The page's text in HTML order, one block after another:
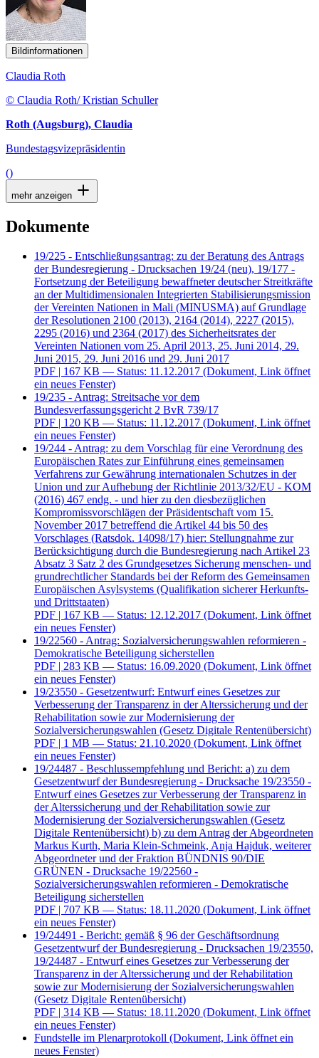
Bildinformationen
Claudia Roth
© Claudia Roth/ Kristian Schuller
Roth (Augsburg), Claudia
Bundestagsvizepräsidentin
()
mehr anzeigen
Dokumente
19/225 - Entschließungsantrag: zu der Beratung des Antrags
der Bundesregierung - Drucksachen 19/24 (neu), 19/177 -
Fortsetzung der Beteiligung bewaffneter deutscher Streitkräfte
an der Multidimensionalen Integrierten Stabilisierungsmission
der Vereinten Nationen in Mali (MINUSMA) auf Grundlage
der Resolutionen 2100 (2013), 2164 (2014), 2227 (2015),
2295 (2016) und 2364 (2017) des Sicherheitsrates der
Vereinten Nationen vom 25. April 2013, 25. Juni 2014, 29.
Juni 2015, 29. Juni 2016 und 29. Juni 2017
PDF | 167 KB — Status: 11.12.2017 (Dokument, Link öffnet
ein neues Fenster)
19/235 - Antrag: Streitsache vor dem
Bundesverfassungsgericht 2 BvR 739/17
PDF | 120 KB — Status: 11.12.2017 (Dokument, Link öffnet
ein neues Fenster)
19/244 - Antrag: zu dem Vorschlag für eine Verordnung des
Europäischen Rates zur Einführung eines gemeinsamen
Verfahrens zur Gewährung internationalen Schutzes in der
Union und zur Aufhebung der Richtlinie 2013/32/EU - KOM
(2016) 467 endg. - und hier zu den diesbezüglichen
Kompromissvorschlägen der Präsidentschaft vom 15.
November 2017 betreffend die Artikel 44 bis 50 des
Vorschlages (Ratsdok. 14098/17) hier: Stellungnahme zur
Berücksichtigung durch die Bundesregierung nach Artikel 23
Absatz 3 Satz 2 des Grundgesetzes Sicherung menschen- und
grundrechtlicher Standards bei der Reform des Gemeinsamen
Europäischen Asylsystems (Qualifikation sicherer Herkunfts-
und Drittstaaten)
PDF | 167 KB — Status: 12.12.2017 (Dokument, Link öffnet
ein neues Fenster)
19/22560 - Antrag: Sozialversicherungswahlen reformieren -
Demokratische Beteiligung sicherstellen
PDF | 283 KB — Status: 16.09.2020 (Dokument, Link öffnet
ein neues Fenster)
19/23550 - Gesetzentwurf: Entwurf eines Gesetzes zur
Verbesserung der Transparenz in der Alterssicherung und der
Rehabilitation sowie zur Modernisierung der
Sozialversicherungswahlen (Gesetz Digitale Rentenübersicht)
PDF | 1 MB — Status: 21.10.2020 (Dokument, Link öffnet
ein neues Fenster)
19/24487 - Beschlussempfehlung und Bericht: a) zu dem
Gesetzentwurf der Bundesregierung - Drucksache 19/23550 -
Entwurf eines Gesetzes zur Verbesserung der Transparenz in
der Alterssicherung und der Rehabilitation sowie zur
Modernisierung der Sozialversicherungswahlen (Gesetz
Digitale Rentenübersicht) b) zu dem Antrag der Abgeordneten
Markus Kurth, Maria Klein-Schmeink, Anja Hajduk, weiterer
Abgeordneter und der Fraktion BÜNDNIS 90/DIE
GRÜNEN - Drucksache 19/22560 -
Sozialversicherungswahlen reformieren - Demokratische
Beteiligung sicherstellen
PDF | 707 KB — Status: 18.11.2020 (Dokument, Link öffnet
ein neues Fenster)
19/24491 - Bericht: gemäß § 96 der Geschäftsordnung
Gesetzentwurf der Bundesregierung - Drucksachen 19/23550,
19/24487 - Entwurf eines Gesetzes zur Verbesserung der
Transparenz in der Alterssicherung und der Rehabilitation
sowie zur Modernisierung der Sozialversicherungswahlen
(Gesetz Digitale Rentenübersicht)
PDF | 314 KB — Status: 18.11.2020 (Dokument, Link öffnet
ein neues Fenster)
Fundstelle im Plenarprotokoll (Dokument, Link öffnet ein
neues Fenster)